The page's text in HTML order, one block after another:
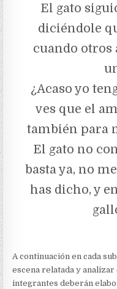
El gato
diciéndole
cuando otros
¿Acaso yo
ves que el
también para
El gato no
basta ya, no
has dicho, y
A continuación en cada
escena relatada y
integrantes deberán